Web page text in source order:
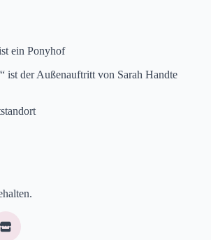
ein Ponyhof
ist der Außenauftritt von Sarah Handte